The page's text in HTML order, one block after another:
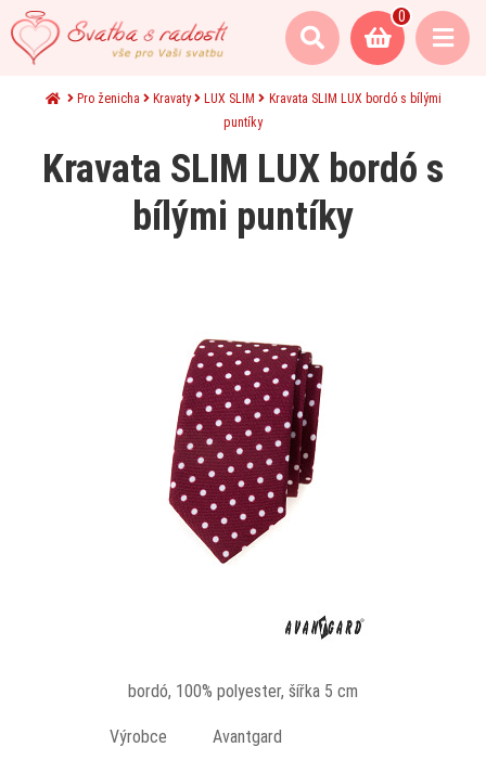
0
Pro ženicha Kravaty LUX SLIM
Kravata SLIM LUX bordó s bílými
puntíky
Kravata SLIM LUX bordó s
bílými puntíky
bordó, 100% polyester, šířka 5 cm
Výrobce
Avantgard